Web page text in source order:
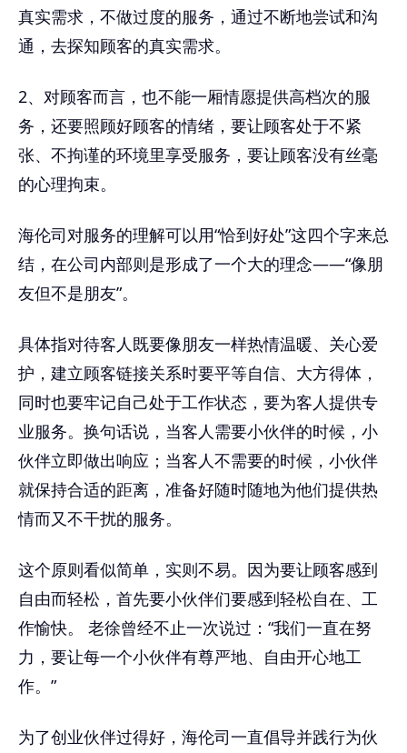
真实需求，不做过度的服务，通过不断地尝试和沟
通，去探知顾客的真实需求。
2、对顾客而言，也不能一厢情愿提供高档次的服
务，还要照顾好顾客的情绪，要让顾客处于不紧
张、不拘谨的环境里享受服务，要让顾客没有丝毫
的心理拘束。
海伦司对服务的理解可以用“恰到好处”这四个字来总
结，在公司内部则是形成了一个大的理念——“像朋
友但不是朋友”。
具体指对待客人既要像朋友一样热情温暖、关心爱
护，建立顾客链接关系时要平等自信、大方得体，
同时也要牢记自己处于工作状态，要为客人提供专
业服务。换句话说，当客人需要小伙伴的时候，小
伙伴立即做出响应；当客人不需要的时候，小伙伴
就保持合适的距离，准备好随时随地为他们提供热
情而又不干扰的服务。
这个原则看似简单，实则不易。因为要让顾客感到
自由而轻松，首先要小伙伴们要感到轻松自在、工
作愉快。 老徐曾经不止一次说过：“我们一直在努
力，要让每一个小伙伴有尊严地、自由开心地工
作。”
为了创业伙伴过得好，海伦司一直倡导并践行为伙